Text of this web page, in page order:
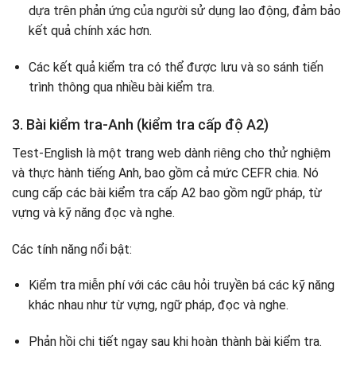
dựa trên phản ứng của người sử dụng lao động, đảm bảo
kết quả chính xác hơn.
Các kết quả kiểm tra có thể được lưu và so sánh tiến
trình thông qua nhiều bài kiểm tra.
3. Bài kiểm tra-Anh (kiểm tra cấp độ A2)
Test-English là một trang web dành riêng cho thử nghiệm
và thực hành tiếng Anh, bao gồm cả mức CEFR chia. Nó
cung cấp các bài kiểm tra cấp A2 bao gồm ngữ pháp, từ
vựng và kỹ năng đọc và nghe.
Các tính năng nổi bật:
Kiểm tra miễn phí với các câu hỏi truyền bá các kỹ năng
khác nhau như từ vựng, ngữ pháp, đọc và nghe.
Phản hồi chi tiết ngay sau khi hoàn thành bài kiểm tra.